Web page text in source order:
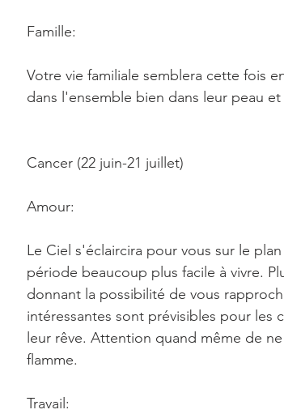
Famille:
Votre vie familiale semblera cette fois
dans l'ensemble bien dans leur peau
Cancer (22 juin-21 juillet)
Amour:
Le Ciel s'éclaircira pour vous sur le
période beaucoup plus facile à vivre.
donnant la possibilité de vous
intéressantes sont prévisibles pour
leur rêve. Attention quand même de
flamme.
Travail: